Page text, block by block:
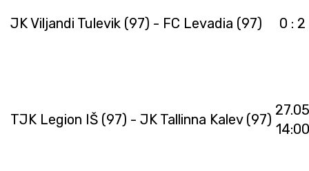
JK Viljandi Tulevik (97) - FC Levadia (97) 0 : 2
TJK Legion IŠ (97) - JK Tallinna Kalev (97)
27.05
14:00